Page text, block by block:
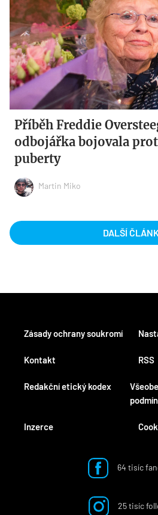
Příběh Freddie
odbojářka bojovala
puberty
Martin Miko
DALŠÍ
Kontakt
Redakční etický kodex
Inzerce
RSS
Zásady ochrany soukromí
64 tisíc
25 tisíc